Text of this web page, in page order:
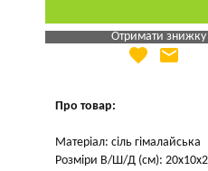
Отримати знижку
Яка Ваша ціна
favorite email
Про товар:
Матеріал: сіль гімалайська
Розміри В/Ш/Д (см):